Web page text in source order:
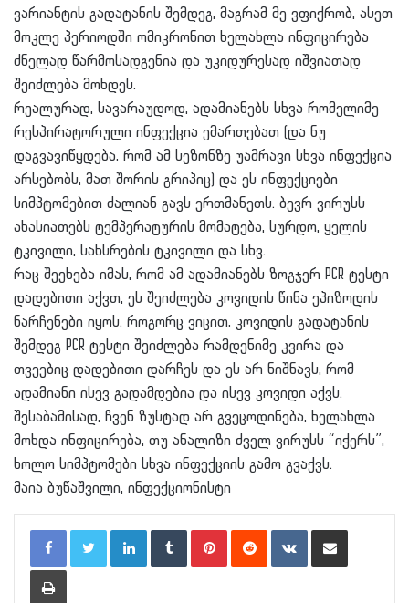
ვარიანტის გადატანის შემდეგ, მაგრამ მე ვფიქრობ, ასეთ
მოკლე პერიოდში ომიკრონით ხელახლა ინფიცირება
ძნელად წარმოსადგენია და უკიდურესად იშვიათად
შეიძლება მოხდეს.
რეალურად, სავარაუდოდ, ადამიანებს სხვა რომელიმე
რესპირატორული ინფექცია ემართებათ (და ნუ
დაგვავიწყდება, რომ ამ სეზონზე უამრავი სხვა ინფექცია
არსებობს, მათ შორის გრიპიც) და ეს ინფექციები
სიმპტომებით ძალიან გავს ერთმანეთს. ბევრ ვირუსს
ახასიათებს ტემპერატურის მომატება, სურდო, ყელის
ტკივილი, სახსრების ტკივილი და სხვ.
რაც შეეხება იმას, რომ ამ ადამიანებს ზოგჯერ PCR ტესტი
დადებითი აქვთ, ეს შეიძლება კოვიდის წინა ეპიზოდის
ნარჩენები იყოს. როგორც ვიცით, კოვიდის გადატანის
შემდეგ PCR ტესტი შეიძლება რამდენიმე კვირა და
თვეებიც დადებითი დარჩეს და ეს არ ნიშნავს, რომ
ადამიანი ისევ გადამდებია და ისევ კოვიდი აქვს.
შესაბამისად, ჩვენ ზუსტად არ გვეცოდინება, ხელახლა
მოხდა ინფიცირება, თუ ანალიზი ძველ ვირუსს “იჭერს”,
ხოლო სიმპტომები სხვა ინფექციის გამო გვაქვს.
მაია ბუწაშვილი, ინფექციონისტი
LinkedInTumblr PinterestReddit VKontakteShare via Email
Print